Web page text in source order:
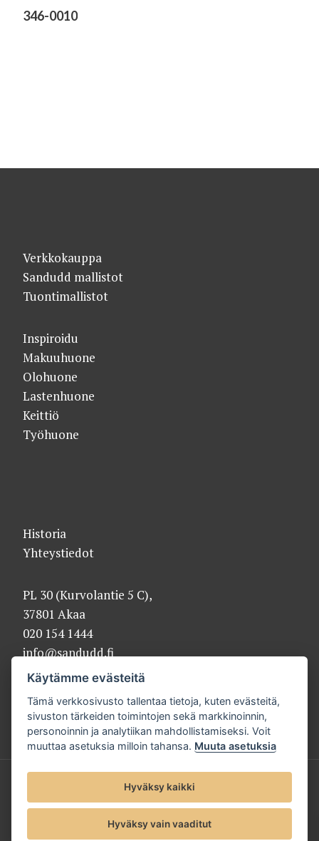
346-0010
Verkkokauppa
Sandudd mallistot
Tuontimallistot
Inspiroidu
Makuuhuone
Olohuone
Lastenhuone
Keittiö
Työhuone
Historia
Yhteystiedot
PL 30 (Kurvolantie 5 C),
37801 Akaa
020 154 1444
info@sandudd.fi
Tietosuojaseloste
Käytämme evästeitä
Tämä verkkosivusto tallentaa tietoja, kuten evästeitä,
sivuston tärkeiden toimintojen sekä markkinoinnin,
personoinnin ja analytiikan mahdollistamiseksi. Voit
muuttaa asetuksia milloin tahansa. Muuta asetuksia
Hyväksy kaikki
Hyväksy vain vaaditut